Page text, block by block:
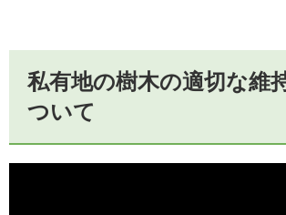
私有地の樹木の適切な維
ついて